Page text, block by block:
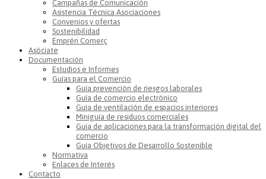
Campañas de Comunicación
Asistencia Técnica Asociaciones
Convenios y ofertas
Sostenibilidad
Emprén Comerç
Asóciate
Documentación
Estudios e Informes
Guías para el Comercio
Guía prevención de riesgos laborales
Guía de comercio electrónico
Guía de ventilación de espacios interiores
Miniguía de residuos comerciales
Guía de aplicaciones para la transformación digital del
comercio
Guía Objetivos de Desarrollo Sostenible
Normativa
Enlaces de Interés
Contacto